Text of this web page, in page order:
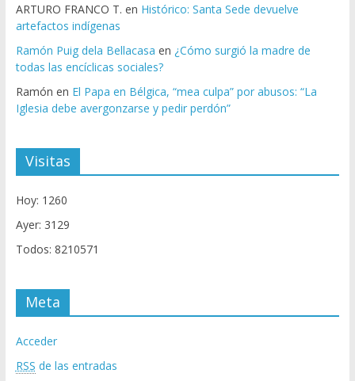
ARTURO FRANCO T. en Histórico: Santa Sede devuelve
artefactos indígenas
Ramón Puig dela Bellacasa en ¿Cómo surgió la madre de
todas las encíclicas sociales?
Ramón en El Papa en Bélgica, “mea culpa” por abusos: “La
Iglesia debe avergonzarse y pedir perdón”
Visitas
Hoy: 1260
Ayer: 3129
Todos: 8210571
Meta
Acceder
RSS de las entradas